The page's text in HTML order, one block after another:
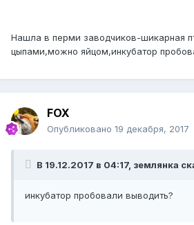
Нашла в перми заводчиков-шикарная
цыпами,можно яйцом,инкубатор
FOX
Опубликовано 19 декабря, 2017
В 19.12.2017 в 04:17, землянка
инкубатор пробовали выводить?